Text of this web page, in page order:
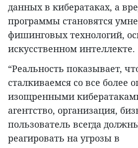
данных в кибератаках, а
программы становятся
фишинговых технологий,
искусственном интеллекте.
“Реальность показывает,
сталкиваемся со все более
изощренными
агентство, организация,
пользователь всегда
реагировать на угрозы в